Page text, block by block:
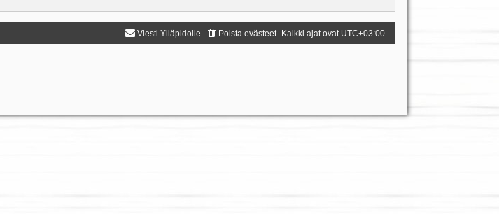
Kaikki ajat ovat UTC+03:00
Poista evästeet
Viesti Ylläpidolle